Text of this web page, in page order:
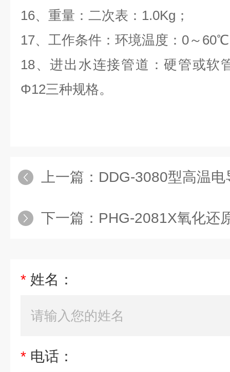
16、重量：二次表： 1.0Kg ；
17、工作条件：环境温度： 0～ 60℃
18、进出水连接管道：硬管或软
Φ12三种规格。
上一篇： DDG-3080型高温电
下一篇： PHG-2081X氧化还
* 姓名：
* 电话：